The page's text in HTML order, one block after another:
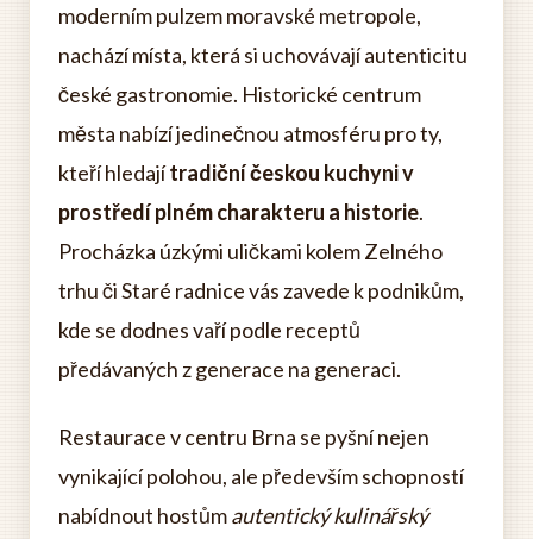
moderním pulzem moravské metropole,
nachází místa, která si uchovávají autenticitu
české gastronomie. Historické centrum
města nabízí jedinečnou atmosféru pro ty,
kteří hledajítradiční českou kuchyni v
prostředí plném charakteru a historie.
Procházka úzkými uličkami kolem Zelného
trhu či Staré radnice vás zavede k podnikům,
kde se dodnes vaří podle receptů
předávaných z generace na generaci.
Restaurace v centru Brna se pyšní nejen
vynikající polohou, ale především schopností
nabídnout hostůmautentický kulinářský